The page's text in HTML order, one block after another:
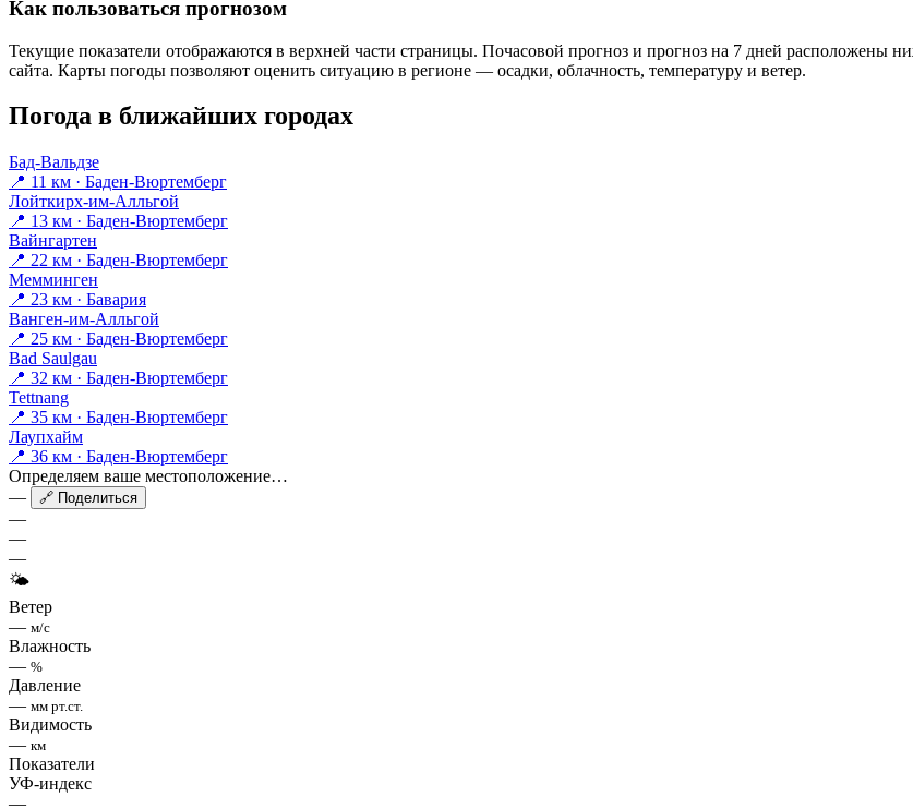
Как пользоваться прогнозом
Текущие показатели отображаются в верхней части страницы. Почасовой прогноз и прогноз на 7 дней расположены
сайта. Карты погоды позволяют оценить ситуацию в регионе — осадки, облачность, температуру и ветер.
Погода в ближайших городах
Бад-Вальдзе
📍 11 км · Баден-Вюртемберг
Лойткирх-им-Алльгой
📍 13 км · Баден-Вюртемберг
Вайнгартен
📍 22 км · Баден-Вюртемберг
Мемминген
📍 23 км · Бавария
Ванген-им-Алльгой
📍 25 км · Баден-Вюртемберг
Bad Saulgau
📍 32 км · Баден-Вюртемберг
Tettnang
📍 35 км · Баден-Вюртемберг
Лаупхайм
📍 36 км · Баден-Вюртемберг
Определяем ваше местоположение…
—
🔗 Поделиться
—
—
—
🌤
Ветер
— м/с
Влажность
— %
Давление
— мм рт.ст.
Видимость
— км
Показатели
УФ-индекс
—